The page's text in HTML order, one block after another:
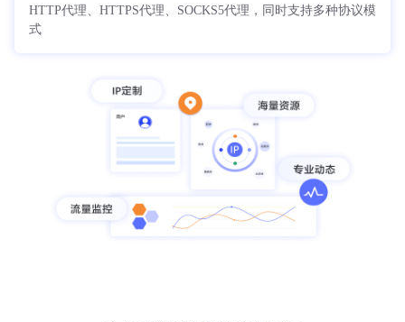
HTTP代理、HTTPS代理、SOCKS5代理，同时支持多种协议模
式